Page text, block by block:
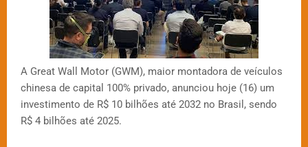
A Great Wall Motor (GWM), maior montadora de veículos
chinesa de capital 100% privado, anunciou hoje (16) um
investimento de R$ 10 bilhões até 2032 no Brasil, sendo
R$ 4 bilhões até 2025.